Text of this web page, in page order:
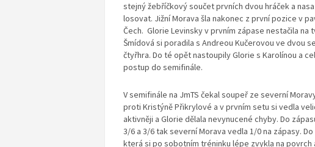
stejný žebříčkový součet prvních dvou hráček a
losovat. Jižní Morava šla nakonec z první pozice v
Čech. Glorie Levinsky v prvním zápase nestačila na
Šmídová si poradila s Andreou Kučerovou ve dvou
čtyřhra. Do té opět nastoupily Glorie s Karolínou a
postup do semifinále.
V semifinále na JmTS čekal soupeř ze severní
proti Kristýně Přikrylové a v prvním setu si vedla
aktivněji a Glorie dělala nevynucené chyby. Do
3/6 a 3/6 tak severní Morava vedla 1/0 na zápasy.
která si po sobotním tréninku lépe zvykla na